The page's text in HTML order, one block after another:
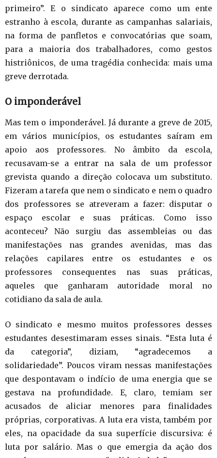
primeiro”. E o sindicato aparece como um ente
estranho à escola, durante as campanhas salariais,
na forma de panfletos e convocatórias que soam,
para a maioria dos trabalhadores, como gestos
histriônicos, de uma tragédia conhecida: mais uma
greve derrotada.
O imponderável
Mas tem o imponderável. Já durante a greve de 2015,
em vários municípios, os estudantes saíram em
apoio aos professores. No âmbito da escola,
recusavam-se a entrar na sala de um professor
grevista quando a direção colocava um substituto.
Fizeram a tarefa que nem o sindicato e nem o quadro
dos professores se atreveram a fazer: disputar o
espaço escolar e suas práticas. Como isso
aconteceu? Não surgiu das assembleias ou das
manifestações nas grandes avenidas, mas das
relações capilares entre os estudantes e os
professores consequentes nas suas práticas,
aqueles que ganharam autoridade moral no
cotidiano da sala de aula.
O sindicato e mesmo muitos professores desses
estudantes desestimaram esses sinais. “Esta luta é
da categoria”, diziam, “agradecemos a
solidariedade”. Poucos viram nessas manifestações
que despontavam o indício de uma energia que se
gestava na profundidade. E, claro, temiam ser
acusados de aliciar menores para finalidades
próprias, corporativas. A luta era vista, também por
eles, na opacidade da sua superfície discursiva: é
luta por salário. Mas o que emergia da ação dos